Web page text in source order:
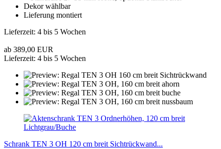
Dekor wählbar
Lieferung montiert
Lieferzeit: 4 bis 5 Wochen
ab 389,00 EUR
Lieferzeit: 4 bis 5 Wochen
Schrank TEN 3 OH 120 cm breit Sichtrückwand...